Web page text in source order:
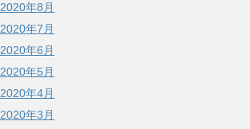
2020年8月
2020年7月
2020年6月
2020年5月
2020年4月
2020年3月